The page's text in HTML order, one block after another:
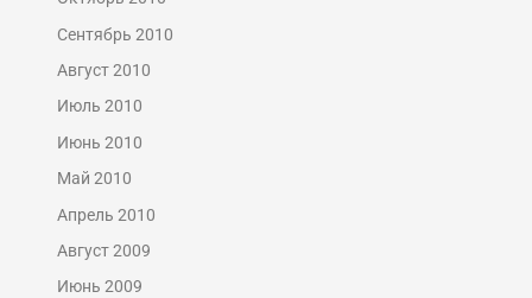
Сентябрь 2010
Август 2010
Июль 2010
Июнь 2010
Май 2010
Апрель 2010
Август 2009
Июнь 2009